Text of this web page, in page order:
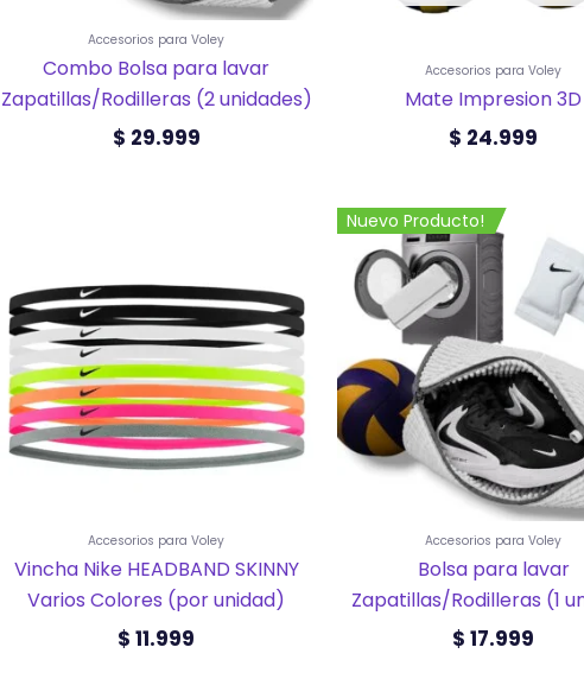
Accesorios para Voley
Combo Bolsa para lavar
Zapatillas/Rodilleras (2 unidades)
$ 29.999
Accesorios para Voley
Mate Impresion 3D
$ 24.999
Accesorios para Voley
Vincha Nike HEADBAND SKINNY
Varios Colores (por unidad)
$ 11.999
múltiples
variantes.
Las
opciones
se
pueden
elegir
en
la
producto
Nuevo Producto!
Accesorios para Voley
Bolsa para lavar
Zapatillas/Rodilleras (1
$ 17.999